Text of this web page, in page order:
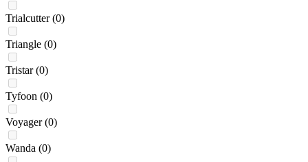
Trialcutter (0)
Triangle (0)
Tristar (0)
Tyfoon (0)
Voyager (0)
Wanda (0)